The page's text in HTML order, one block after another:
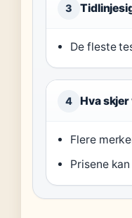
3
De fleste
4 Hva
Flere
Prisene